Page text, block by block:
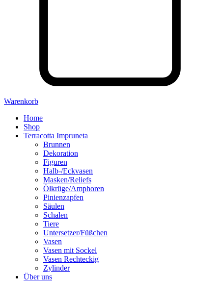
Warenkorb
Home
Shop
Terracotta Impruneta
Brunnen
Dekoration
Figuren
Halb-/Eckvasen
Masken/Reliefs
Ölkrüge/Amphoren
Pinienzapfen
Säulen
Schalen
Tiere
Untersetzer/Füßchen
Vasen
Vasen mit Sockel
Vasen Rechteckig
Zylinder
Über uns